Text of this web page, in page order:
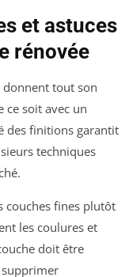
et astuces
rénovée
donnent tout son
ce soit avec un
des finitions garantit
techniques
couches fines plutôt
les coulures et
doit être
supprimer